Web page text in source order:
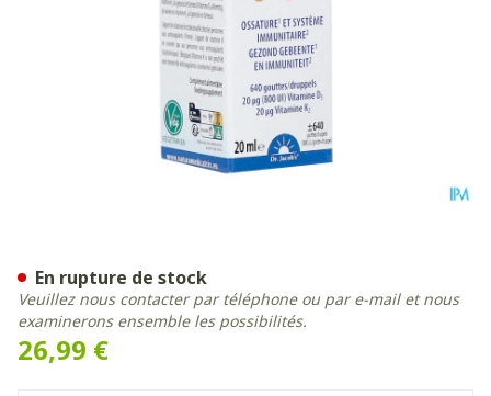
26,99 €
En rupture de stock
Veuillez nous contacter par téléphone ou par e-mail et nous
examinerons ensemble les possibilités.